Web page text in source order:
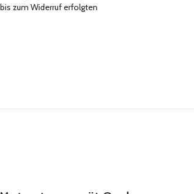
zum Widerruf erfolgten